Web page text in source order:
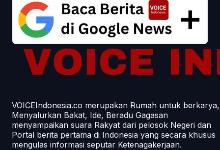
VOICEIndonesia.co merupakan Rumah untuk berkarya,
Menyalurkan Bakat, Ide, Beradu Gagasan
menyampaikan suara Rakyat dari pelosok Negeri dan
Portal berita pertama di Indonesia yang secara khusus
mengulas informasi seputar Ketenagakerjaan.